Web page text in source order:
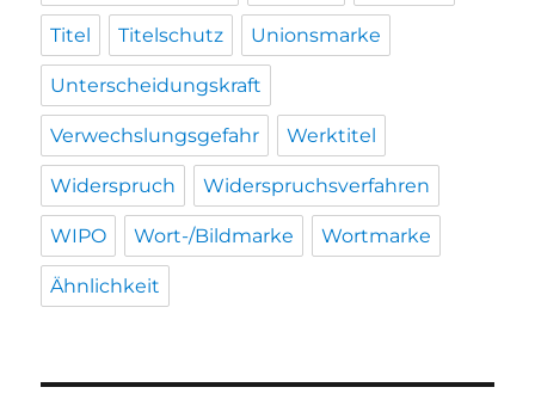
Titel Titelschutz Unionsmarke
Unterscheidungskraft
Verwechslungsgefahr Werktitel
Widerspruch Widerspruchsverfahren
WIPO Wort-/Bildmarke Wortmarke
Ähnlichkeit